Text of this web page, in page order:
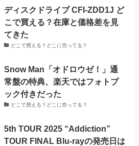
ディスクドライブ CFI-ZDD1J ど
こで買える？在庫と価格差を見
てきた
どこで買える？どこに売ってる？
Snow Man「オドロウゼ！」通
常盤の特典、楽天ではフォトブ
ック付きだった
どこで買える？どこに売ってる？
5th TOUR 2025 “Addiction”
TOUR FINAL Blu-rayの発売日は